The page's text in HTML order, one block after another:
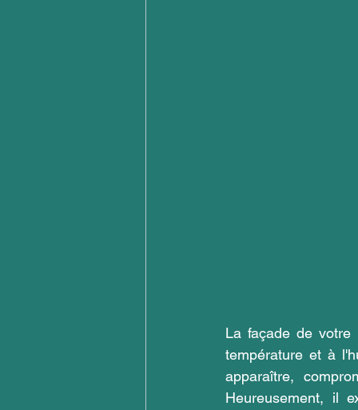
La façade de votre
température et à
apparaître,
Heureusement, il